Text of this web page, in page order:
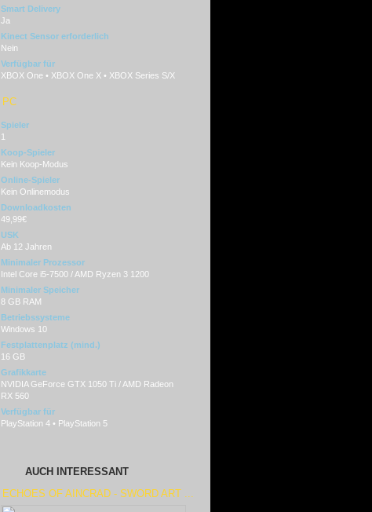
Smart Delivery
Ja
Kinect Sensor erforderlich
Nein
Verfügbar für
XBOX One • XBOX One X • XBOX Series S/X
PC
Spieler
1
Koop-Spieler
Kein Koop-Modus
Online-Spieler
Kein Onlinemodus
Downloadkosten
49,99€
USK
Ab 12 Jahren
Minimaler Prozessor
Intel Core i5-7500 / AMD Ryzen 3 1200
Minimaler Speicher
8 GB RAM
Betriebssysteme
Windows 10
Festplattenplatz (mind.)
16 GB
Grafikkarte
NVIDIA GeForce GTX 1050 Ti / AMD Radeon
RX 560
Verfügbar für
PlayStation 4 • PlayStation 5
AUCH INTERESSANT
ECHOES OF AINCRAD - SWORD ART ...